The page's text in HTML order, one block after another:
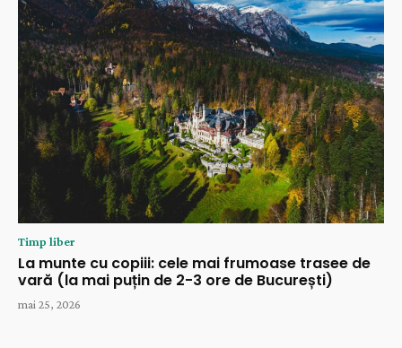
Timp liber
La munte cu copiii: cele mai frumoase trasee de
vară (la mai puțin de 2-3 ore de București)
mai 25, 2026